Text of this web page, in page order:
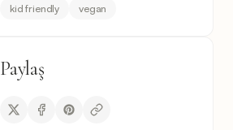
kid friendly
vegan
Paylaş